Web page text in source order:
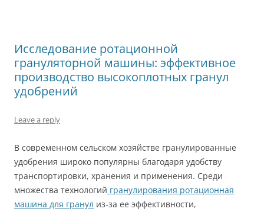
Исследование ротационной
грануляторной машины: эффективное
производство высокоплотных гранул
удобрений
Leave a reply
В современном сельском хозяйстве гранулированные
удобрения широко популярны благодаря удобству
транспортировки, хранения и применения. Среди
множества технологий гранулирования ротационная
машина для гранул из-за ее эффективности,